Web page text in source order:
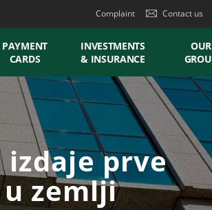
Complaint Contact us
PAYMENT
CARDS
INVESTMENTS
& INSURANCE
OUR
izdaje prve
zemlji